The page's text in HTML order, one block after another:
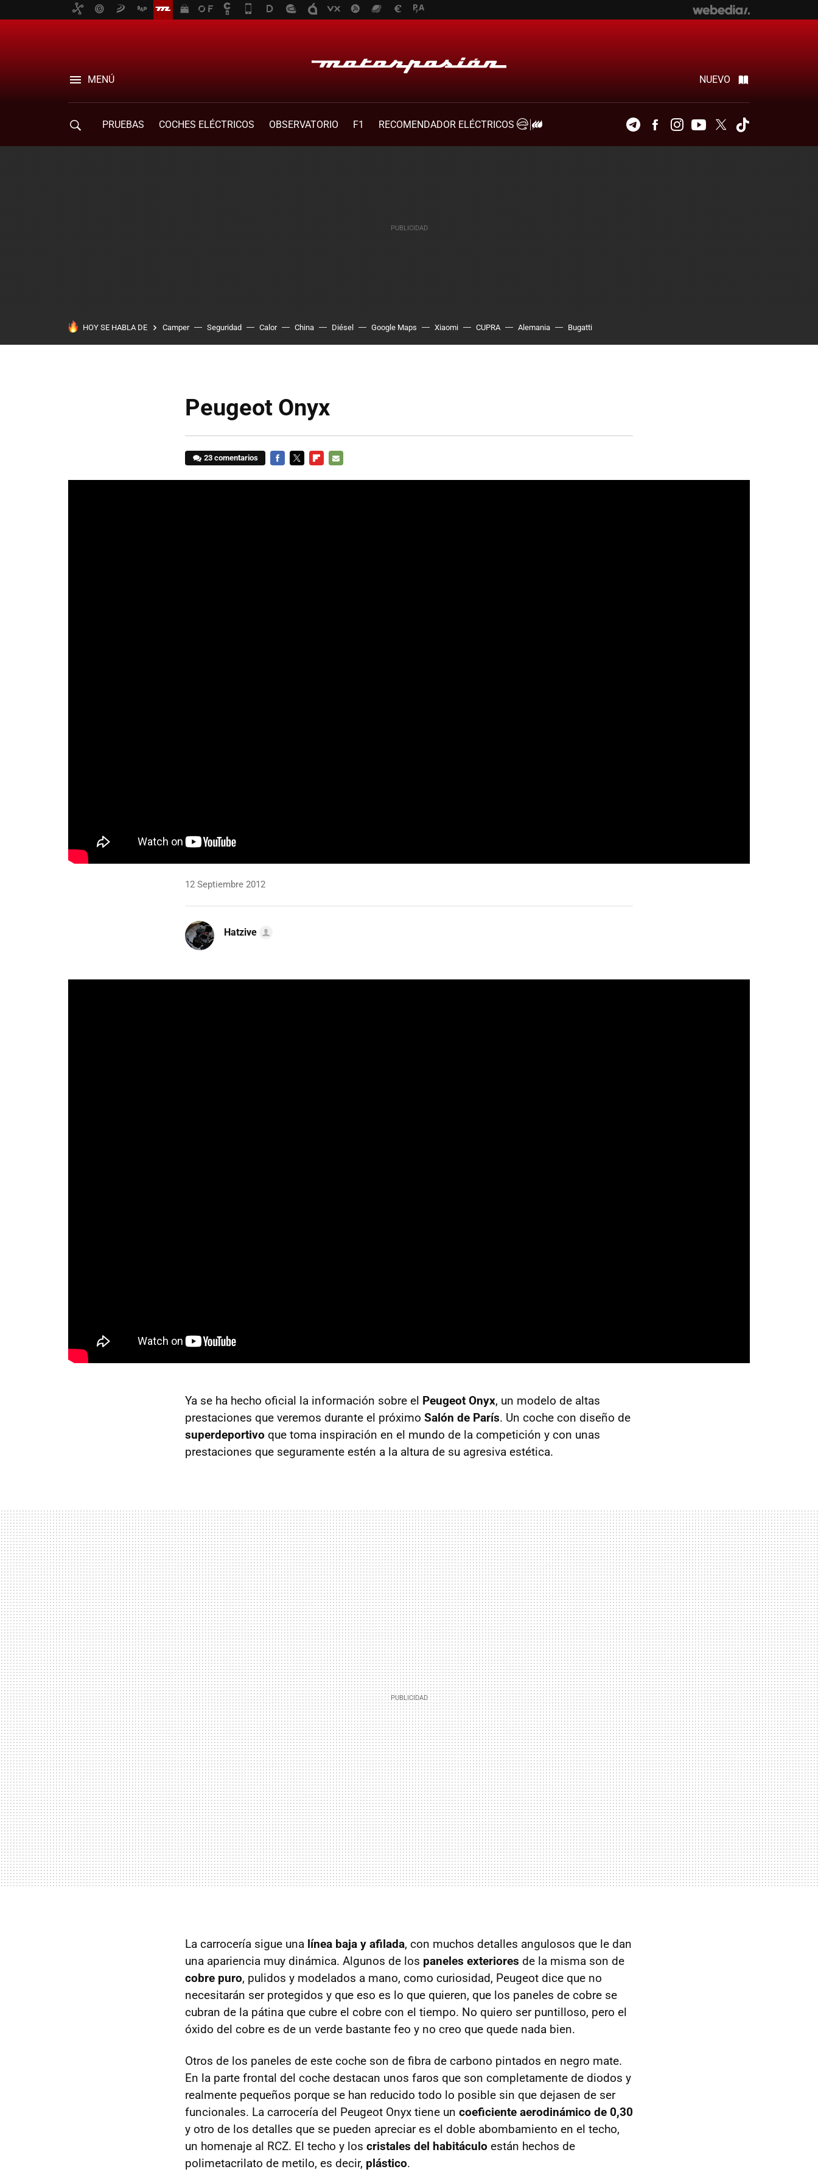
MENÚ NUEVO
PRUEBAS COCHES ELÉCTRICOS OBSERVATORIO F1
RECOMENDADOR ELÉCTRICOS
TelegramFacebookInstagramYoutubeTwitter
HOY SE HABLA DE Camper Seguridad Calor China Diésel Google Maps Xiaomi CUPRA Alemania Bugatti
Peugeot Onyx
23 comentarios
12 Septiembre 2012
Hatzive
Ya se ha hecho oficial la información sobre el Peugeot Onyx, un modelo de altas
prestaciones que veremos durante el próximo Salón de París. Un coche con diseño de
superdeportivo que toma inspiración en el mundo de la competición y con unas
prestaciones que seguramente estén a la altura de su agresiva estética.
La carrocería sigue una línea baja y afilada, con muchos detalles angulosos que le dan
una apariencia muy dinámica. Algunos de los paneles exteriores de la misma son de
cobre puro, pulidos y modelados a mano, como curiosidad, Peugeot dice que no
necesitarán ser protegidos y que eso es lo que quieren, que los paneles de cobre se
cubran de la pátina que cubre el cobre con el tiempo. No quiero ser puntilloso, pero el
óxido del cobre es de un verde bastante feo y no creo que quede nada bien.
Otros de los paneles de este coche son de fibra de carbono pintados en negro mate.
En la parte frontal del coche destacan unos faros que son completamente de diodos y
realmente pequeños porque se han reducido todo lo posible sin que dejasen de ser
funcionales. La carrocería del Peugeot Onyx tiene un coeficiente aerodinámico de 0,30
y otro de los detalles que se pueden apreciar es el doble abombamiento en el techo,
un homenaje al RCZ. El techo y los cristales del habitáculo están hechos de
polimetacrilato de metilo, es decir, plástico.